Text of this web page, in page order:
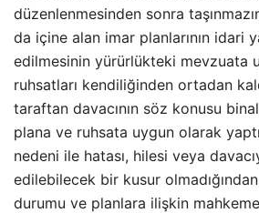
düzenlenmesinden sonra
da içine alan imar planlarının idari
edilmesinin yürürlükteki mevzuata
ruhsatları kendiliğinden ortadan
taraftan davacının söz konusu
plana ve ruhsata uygun olarak
nedeni ile hatası, hilesi veya
edilebilecek bir kusur
durumu ve planlara ilişkin